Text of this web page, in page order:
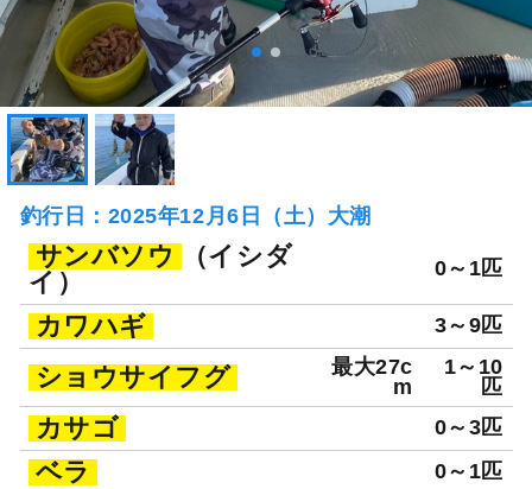
釣行日：2025年12月6日（土）大潮
サンバソウ
（イシダ
イ）
0～1匹
カワハギ 3～9匹
ショウサイフグ
最大27c
m
1～10
匹
カサゴ 0～3匹
ベラ 0～1匹